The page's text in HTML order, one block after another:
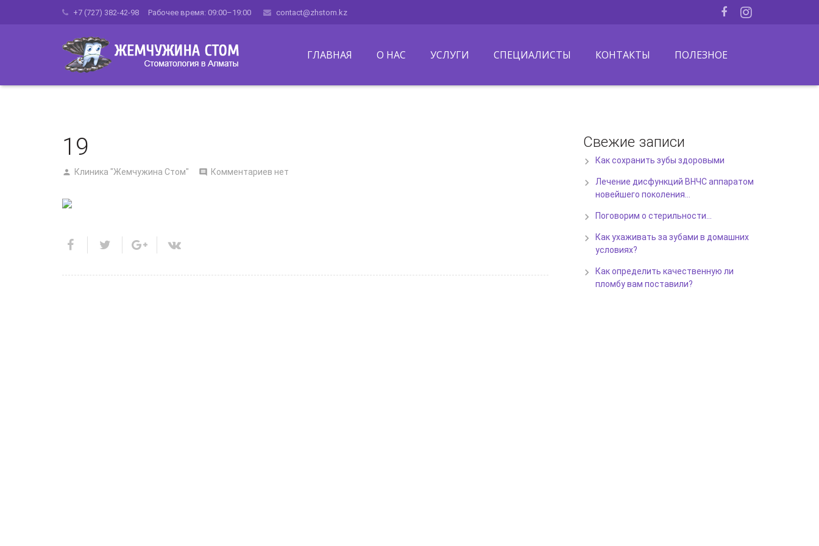
+7 (727) 382-42-98 Рабочее время: 09:00–19:00 contact@zhstom.kz
ГЛАВНАЯ О НАС УСЛУГИ СПЕЦИАЛИСТЫ КОНТАКТЫ ПОЛЕЗНОЕ
19
Клиника "Жемчужина Стом" Комментариев нет
Свежие записи
Как сохранить зубы здоровыми
Лечение дисфункций ВНЧС аппаратом
новейшего поколения…
Поговорим о стерильности…
Как ухаживать за зубами в домашних
условиях?
Как определить качественную ли
пломбу вам поставили?